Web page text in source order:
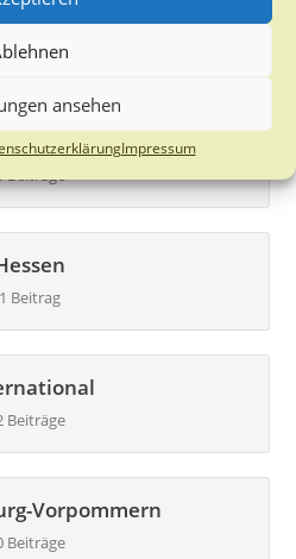
ansehen
Impressum
Beiträge
Beiträge
1 Beitrag
Beiträge
Vorpommern
Beiträge